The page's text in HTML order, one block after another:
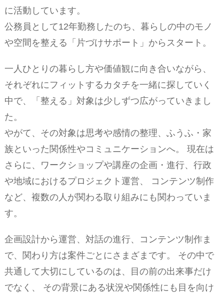
に活動しています。
公務員として12年勤務したのち、暮らしの中のモノ
や空間を整える「片づけサポート」からスタート。
一人ひとりの暮らし方や価値観に向き合いながら、
それぞれにフィットするカタチを一緒に探していく
中で、「整える」対象は少しずつ広がっていきまし
た。
やがて、その対象は思考や感情の整理、ふうふ・家
族といった関係性やコミュニケーションへ。 現在は
さらに、ワークショップや講座の企画・進行、行政
や地域におけるプロジェクト運営、 コンテンツ制作
など、複数の人が関わる取り組みにも関わっていま
す。
企画設計から運営、対話の進行、コンテンツ制作ま
で、関わり方は案件ごとにさまざまです。 その中で
共通して大切にしているのは、目の前の出来事だけ
でなく、 その背景にある状況や関係性にも目を向け